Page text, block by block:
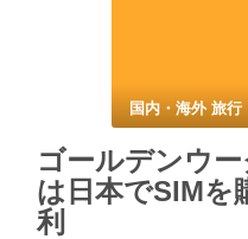
国内・海外 旅行
ゴールデンウ
は日本でSIMを
利